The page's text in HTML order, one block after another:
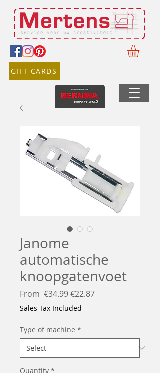
GIFT CARDS
Janome
automatische
knoopgatenvoet
From €34.99 Regular
Price
€22.87Sale
Sales Tax Included
Type of machine *
Quantity *